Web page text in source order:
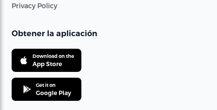
Privacy Policy
Obtener la aplicación
Download on the
App Store
Get it on
Google Play